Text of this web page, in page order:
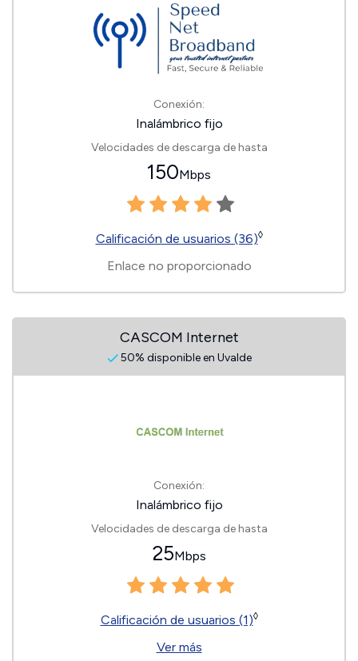
Conexión:
Inalámbrico fijo
Velocidades de descarga de hasta
150Mbps
Calificación de usuarios (36)◊
Enlace no proporcionado
CASCOM Internet
50% disponible en Uvalde
Conexión:
Inalámbrico fijo
Velocidades de descarga de hasta
25Mbps
Calificación de usuarios (1)◊
Ver más